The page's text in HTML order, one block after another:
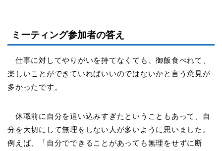
ミーティング参加者の答え
仕事に対してやりがいを持てなくても、御飯食べれて、
楽しいことができていればいいのではないかと言う意見が
多かったです。
休職前に自分を追い込みすぎたということもあって、自
分を大切にして無理をしない人が多いように思いました。
例えば、「自分でできることがあっても無理をせずに断